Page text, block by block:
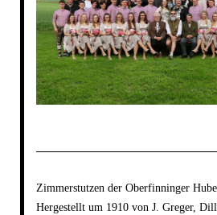
Zimmerstutzen der Oberfinninger
Hergestellt um 1910 von J. Greger,